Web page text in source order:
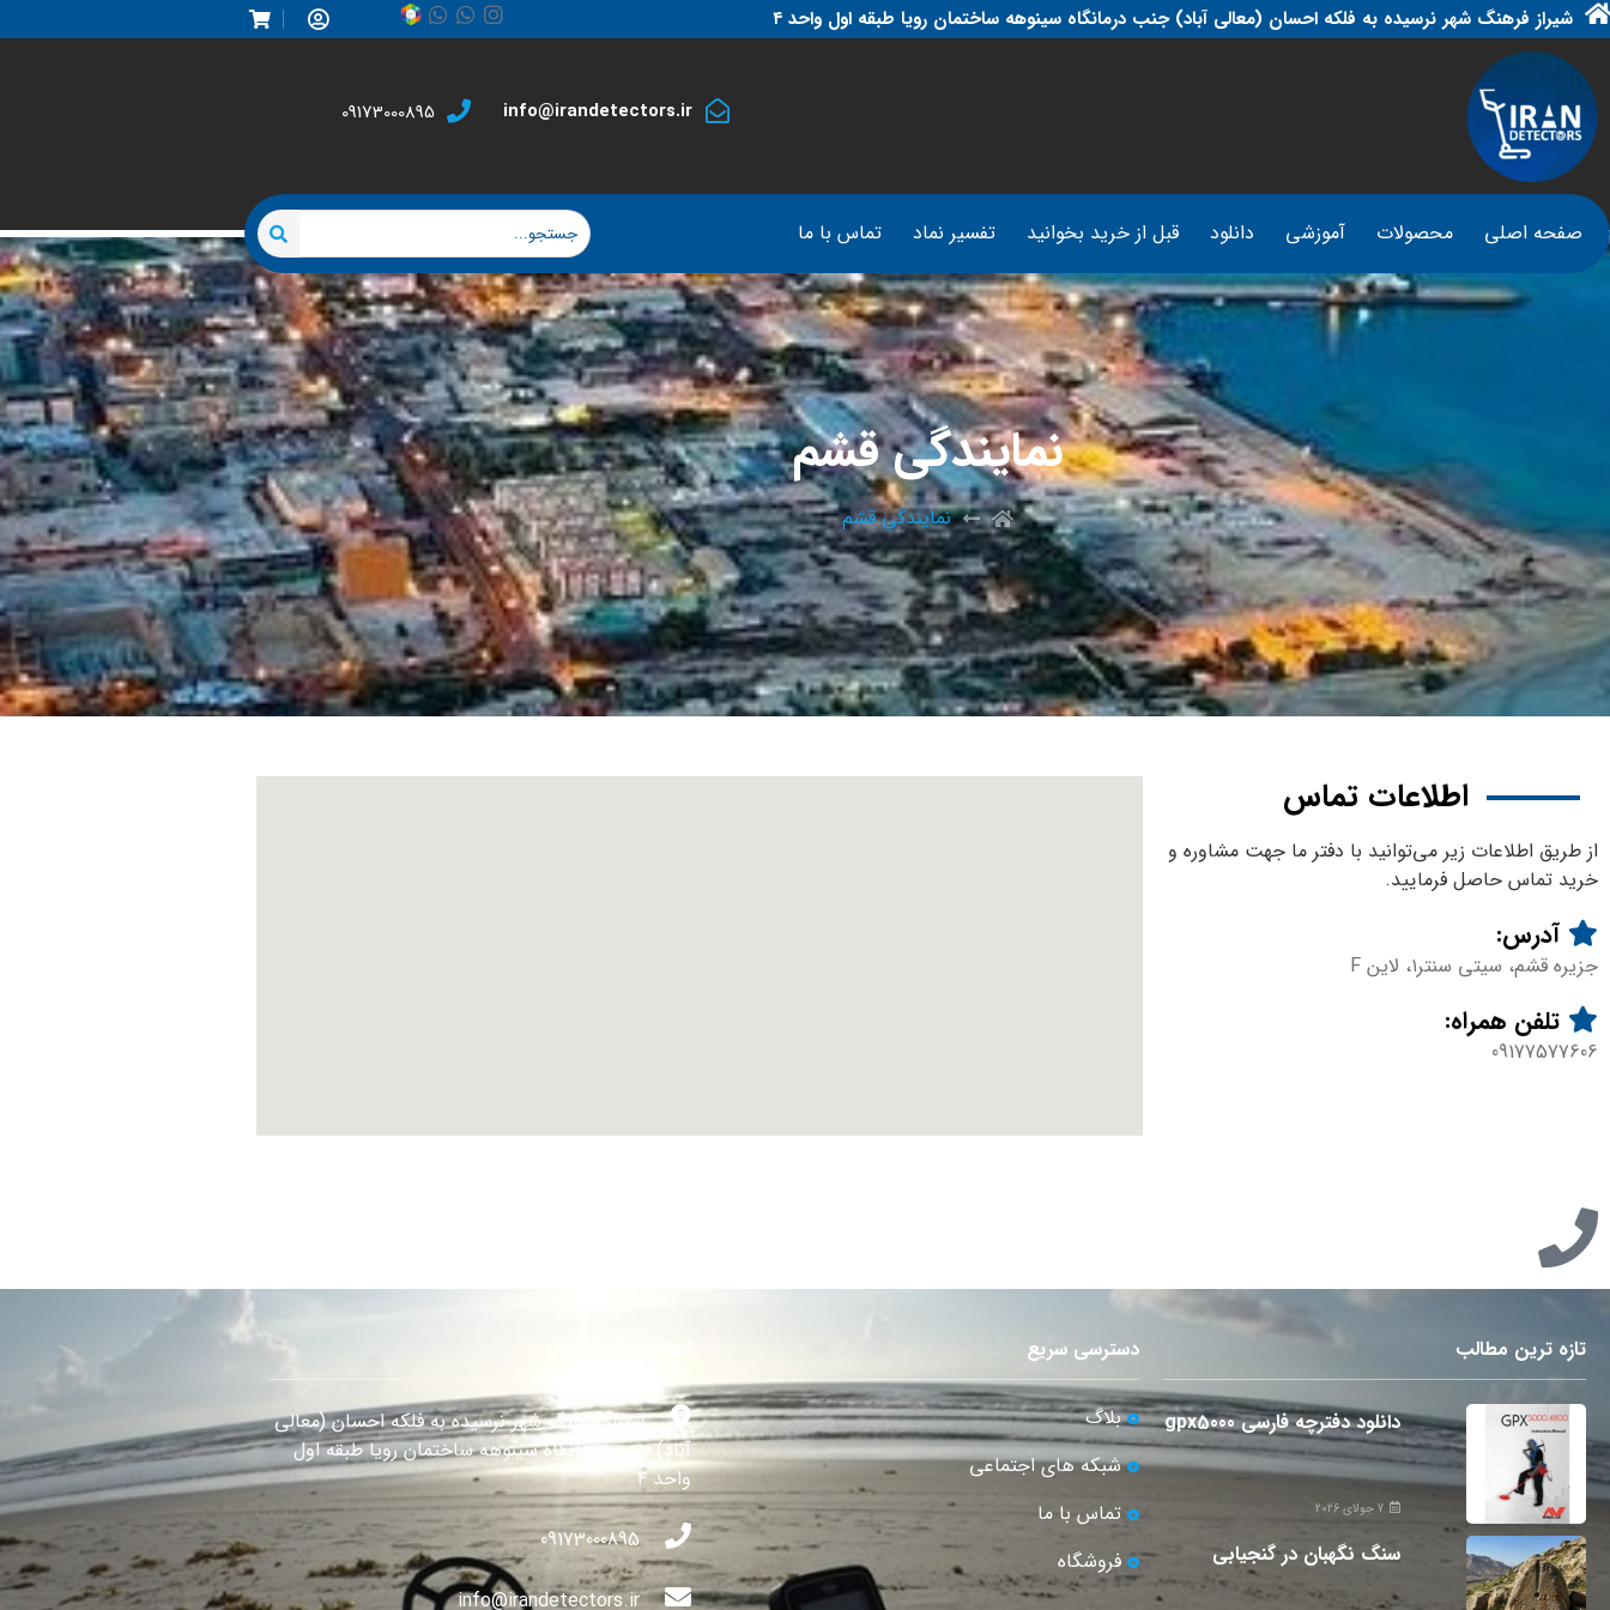
شیراز فرهنگ شهر نرسیده به فلکه احسان (معالی آباد) جنب درمانگاه سینوهه ساختمان رویا طبقه اول واحد ۴
info@irandetectors.ir
09173000895
صفحه اصلی محصولات آموزشی دانلود قبل از خرید بخوانید تفسیر نماد تماس با ما
نمایندگی قشم
نمایندگی قشم
اطلاعات تماس
از طریق اطلاعات زیر می‌توانید با دفتر ما جهت مشاوره و
خرید تماس حاصل فرمایید.
آدرس:
جزیره قشم، سیتی سنتر۱، لاین F
تلفن همراه:
09177577606
تازه ترین مطالب
دانلود دفترچه فارسی gpx5000
7 جولای 2026
سنگ نگهبان در گنجیابی
دسترسی سریع
بلاگ
شبکه های اجتماعی
تماس با ما
فروشگاه
شیراز فرهنگ شهر نرسیده به فلکه احسان (معالی
آباد) جنب درمانگاه سینوهه ساختمان رویا طبقه اول
واحد ۴
09173000895
info@irandetectors.ir